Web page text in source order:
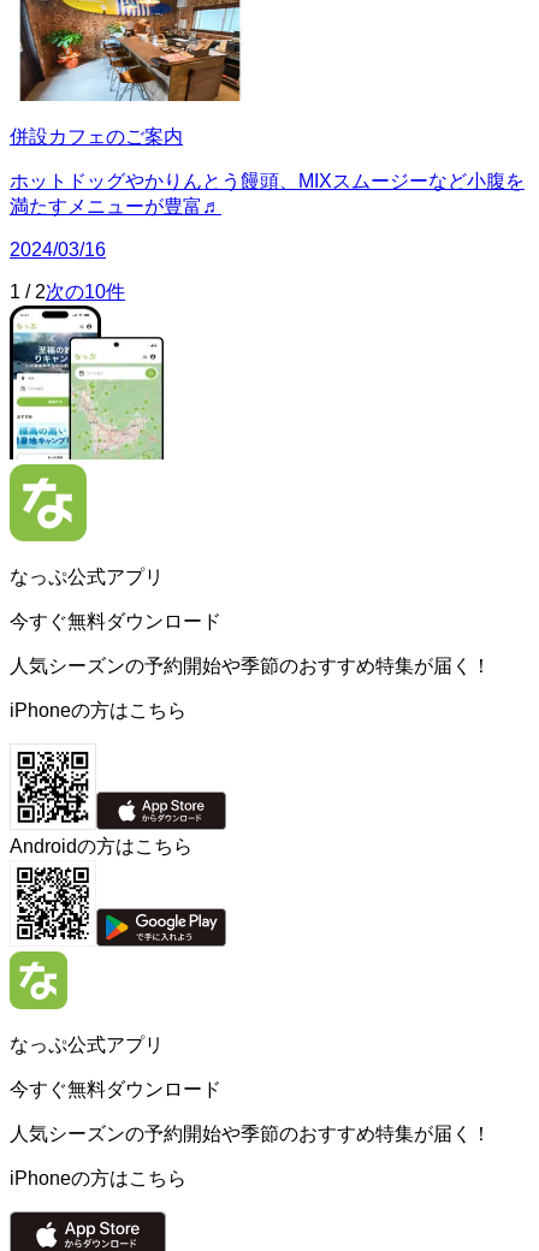
併設カフェのご案内
ホットドッグやかりんとう饅頭、MIXスムージーなど小腹を
満たすメニューが豊富♬
2024/03/16
1 / 2次の10件
なっぷ公式アプリ
今すぐ無料ダウンロード
人気シーズンの予約開始や季節のおすすめ特集が届く！
iPhoneの方はこちら
Androidの方はこちら
なっぷ公式アプリ
今すぐ無料ダウンロード
人気シーズンの予約開始や季節のおすすめ特集が届く！
iPhoneの方はこちら